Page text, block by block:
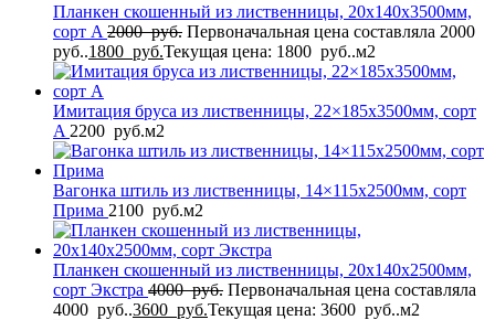
Планкен скошенный из лиственницы, 20x140x3500мм,
сорт A 2000руб. Первоначальная цена составляла 2000
руб..1800 руб.Текущая цена: 1800 руб..м2
Имитация бруса из лиственницы, 22×185x3500мм, сорт
A 2200 руб.м2
Вагонка штиль из лиственницы, 14×115x2500мм, сорт
Прима 2100 руб.м2
Планкен скошенный из лиственницы, 20x140x2500мм,
сорт Экстра 4000руб. Первоначальная цена составляла
4000 руб..3600 руб.Текущая цена: 3600 руб..м2